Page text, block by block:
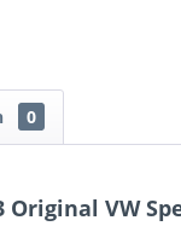
0
Original VW